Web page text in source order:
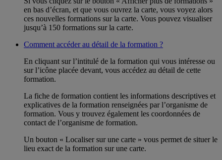
en bas d’écran, et que vous ouvrez la carte, vous voyez alors
ces nouvelles formations sur la carte. Vous pouvez visualiser
jusqu’à 150 formations sur la carte.
Comment accéder au détail de la formation ?
En cliquant sur l’intitulé de la formation qui vous intéresse ou
sur l’icône placée devant, vous accédez au détail de cette
formation.
La fiche de formation contient les informations descriptives et
explicatives de la formation renseignées par l’organisme de
formation. Vous y trouvez également les coordonnées de
contact de l’organisme de formation.
Un bouton « Localiser sur une carte » vous permet de situer le
lieu exact de la formation sur une carte.